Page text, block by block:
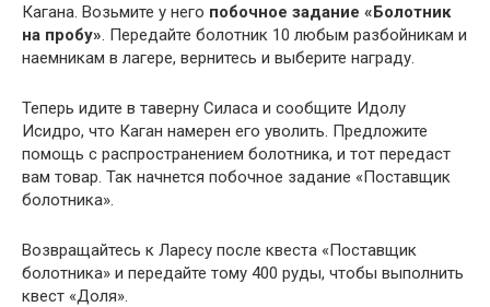
Кагана. Возьмите у него побочное задание «Болотник
на пробу» . Передайте болотник 10 любым разбойникам и
наемникам в лагере, вернитесь и выберите награду.
Теперь идите в таверну Силаса и сообщите Идолу
Исидро, что Каган намерен его уволить. Предложите
помощь с распространением болотника, и тот передаст
вам товар. Так начнется побочное задание «Поставщик
болотника».
Возвращайтесь к Ларесу после квеста «Поставщик
болотника» и передайте тому 400 руды, чтобы выполнить
квест «Доля».